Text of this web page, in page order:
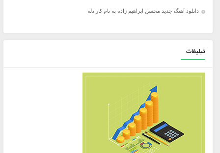
دانلود آهنگ جدید محسن ابراهیم زاده به نام کار دله
تبلیغات